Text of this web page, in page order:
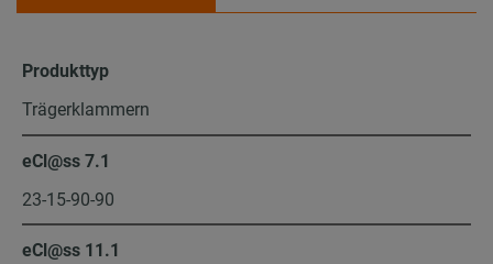
Produkttyp
Trägerklammern
eCl@ss 7.1
23-15-90-90
eCl@ss 11.1